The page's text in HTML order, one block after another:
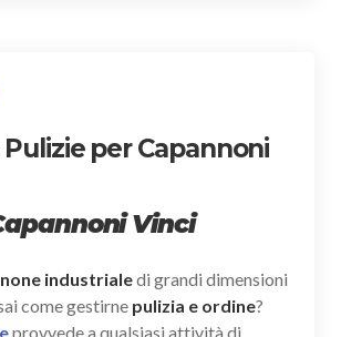
per Capannoni
Vinci
industrialedi grandi dimensioni
come gestirne pulizia e ordine?
provvede a qualsiasi attività di